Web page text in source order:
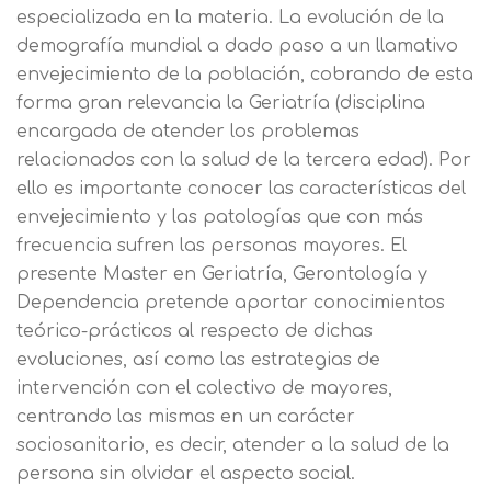
especializada en la materia. La evolución de la
demografía mundial a dado paso a un llamativo
envejecimiento de la población, cobrando de esta
forma gran relevancia la Geriatría (disciplina
encargada de atender los problemas
relacionados con la salud de la tercera edad). Por
ello es importante conocer las características del
envejecimiento y las patologías que con más
frecuencia sufren las personas mayores. El
presente Master en Geriatría, Gerontología y
Dependencia pretende aportar conocimientos
teórico-prácticos al respecto de dichas
evoluciones, así como las estrategias de
intervención con el colectivo de mayores,
centrando las mismas en un carácter
sociosanitario, es decir, atender a la salud de la
persona sin olvidar el aspecto social.